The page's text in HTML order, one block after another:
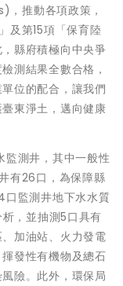
，推動各項政策，
及第15項「保育陸
縣府積極向中央爭
測結果全數合格，
位的配合，讓我們
東淨土，邁向健康
監測井，其中一般性
有26口，為保障縣
口監測井地下水水質
，並抽測5口具有
加油站、火力發電
發性有機物及總石
險。此外，環保局